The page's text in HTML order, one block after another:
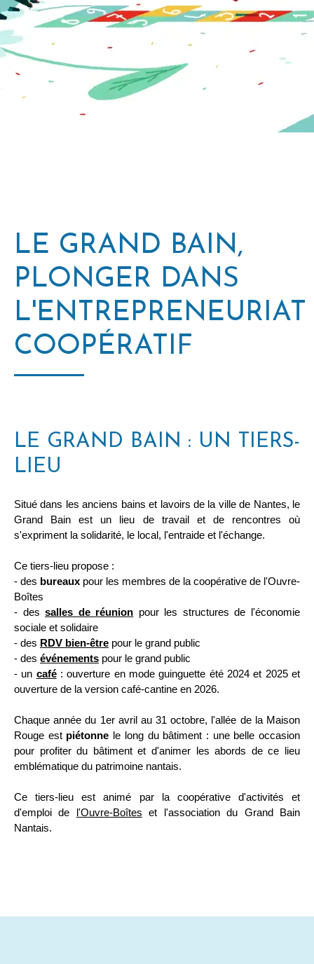
LE GRAND BAIN,
PLONGER DANS
L'ENTREPRENEURIAT
COOPÉRATIF
LE GRAND BAIN : UN TIERS-
LIEU
Situé dans les anciens bains et lavoirs de la ville de Nantes, le
Grand Bain est un lieu de travail et de rencontres où
s'expriment la solidarité, le local, l'entraide et l'échange.
Ce tiers-lieu propose :
- des bureaux pour les membres de la coopérative de l'Ouvre-
Boîtes
- dessalles de réunion pour les structures de l'économie
sociale et solidaire
- des RDV bien-être pour le grand public
- des événements pour le grand public
- un café: ouverture en mode guinguette été 2024 et 2025 et
ouverture de la version café-cantine en 2026.
Chaque année du 1er avril au 31 octobre, l'allée de la Maison
Rouge est piétonne le long du bâtiment : une belle occasion
pour profiter du bâtiment et d'animer les abords de ce lieu
emblématique du patrimoine nantais.
Ce tiers-lieu est animé par la coopérative d'activités et
d'emploi de
l'Ouvre-Boîtes et l'association du Grand Bain
Nantais.